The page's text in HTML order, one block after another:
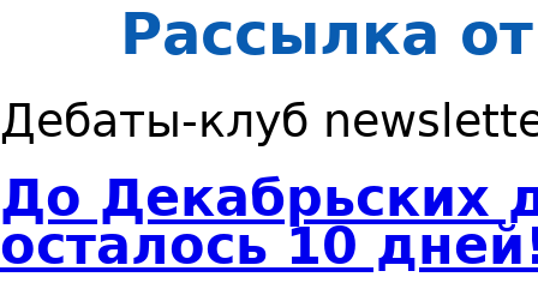
Рассылка
Дебаты-клуб
До Декабрьских
осталось 10